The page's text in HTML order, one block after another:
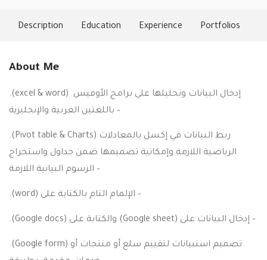
Description Education Experience Portfolios
About Me
.(excel & word) إدخال البيانات وتحليلها على برامج الأوفيس
باللغتين العربية والإنجليزية –
.(Pivot table & Charts) ربط البيانات في إكسل بالمعادلات
الرياضية اللازمة وإمكانية تصميمها ضمن جداول واستخراج
الرسوم البيانية اللازمة –
.(word) الإلمام التام بالكتابة على –
.(Google docs) والكتابة على (Google sheet) إدخال البيانات على –
.(Google form) تصميم استبيانات لتقييم سلع أو منتجات أو